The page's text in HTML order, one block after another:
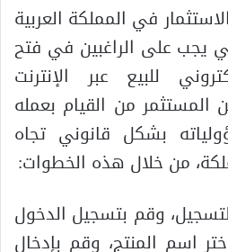
في المملكة العربية
يجب على الراغبين في فتح
للبيع عبر الإنترنت
من القيام بعمله
بشكل قانوني تجاه
من خلال هذه الخطوات:
وقم بتسجيل الدخول
اسم المنتج، وقم بإدخال